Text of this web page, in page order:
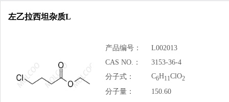
左乙拉西坦杂质L
产品编号：
L002013
CAS NO.：
3153-36-4
分子式：
C6H11ClO2
分子量： 150.60